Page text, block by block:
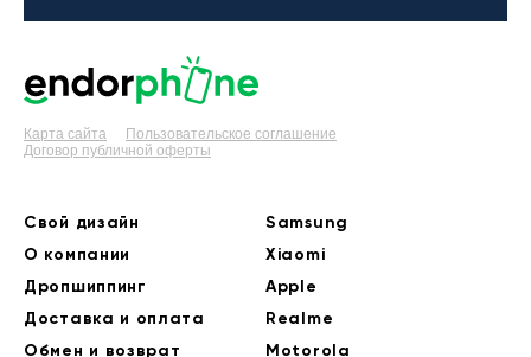
Карта сайта
Пользовательское соглашение
Договор публичной оферты
Свой дизайн
О компании
Дропшиппинг
Доставка и оплата
Обмен и возврат
Samsung
Xiaomi
Apple
Realme
Motorola